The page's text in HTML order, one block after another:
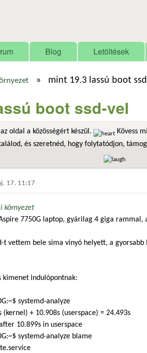
Blog Letöltések
» mint 19.3 lassú boot
boot ssd-vel
az oldal a közösségért készül.
Kövess
és szeretnéd, hogy folytatódjon,
17. 11:17
környezet
7750G laptop, gyárilag 4 giga rammal,
t vettem bele sima vinyó helyett, a
indulópontnak:
systemd-analyze
+ 10.908s (userspace) = 24.493s
10.899s in userspace
systemd-analyze blame